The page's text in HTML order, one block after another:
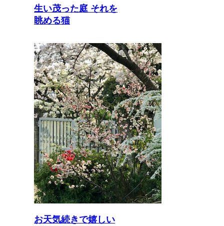
生い茂った庭 それを
眺める猫
お天気続きで嬉しい